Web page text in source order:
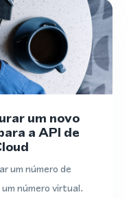
um novo
a API de
um número de
número virtual.